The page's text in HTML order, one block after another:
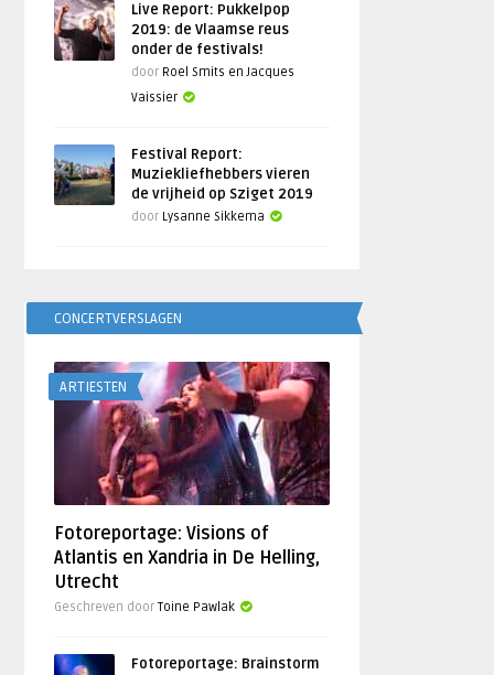
Live Report: Pukkelpop
2019: de Vlaamse reus
onder de festivals!
door Roel Smits en Jacques
Vaissier
Festival Report:
Muziekliefhebbers vieren
de vrijheid op Sziget 2019
door Lysanne Sikkema
CONCERTVERSLAGEN
ARTIESTEN
Fotoreportage: Visions of
Atlantis en Xandria in De Helling,
Utrecht
Geschreven doorToine Pawlak
Fotoreportage: Brainstorm